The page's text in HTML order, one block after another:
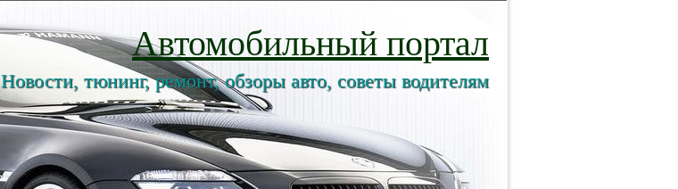
Автомобильный портал
Новости, тюнинг, ремонт, обзоры авто, советы водителям